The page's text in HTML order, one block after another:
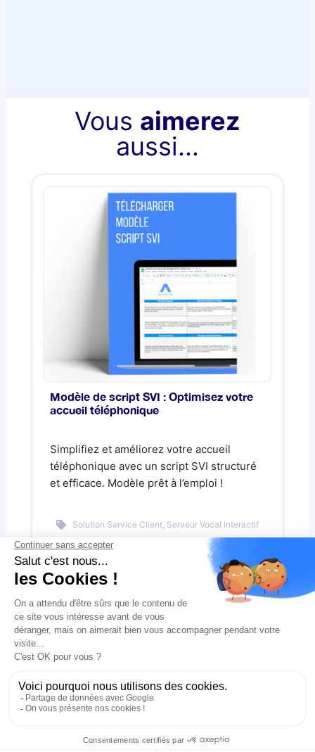
Vous aimerez
aussi...
Modèle de script SVI : Optimisez votre
accueil téléphonique
Simplifiez et améliorez votre accueil
téléphonique avec un script SVI structuré
et efficace. Modèle prêt à l’emploi !
Solution Service Client, Serveur Vocal Interactif
Télécharger le document
Téléphonie et IA pour vot